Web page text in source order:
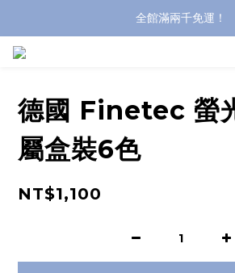
全館滿兩千免運！
全館滿兩千免運！
德國 Finetec 螢
屬盒裝6色
NT$1,100